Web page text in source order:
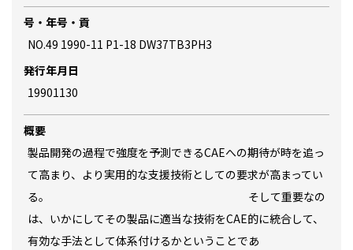
号・年号・貢
NO.49 1990-11 P1-18 DW37TB3PH3
発行年月日
19901130
概要
製品開発の過程で強度を予測できるCAEへの期待が時を追っ
て高まり、より実用的な支援技術としての要求が高まってい
る。 そして重要なの
は、いかにしてその製品に適当な技術をCAE的に統合して、
有効な手法として体系付けるかということであ